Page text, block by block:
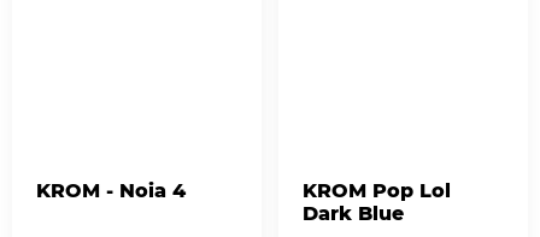
KROM - Noia 4
KROM Pop Lol
Dark Blue